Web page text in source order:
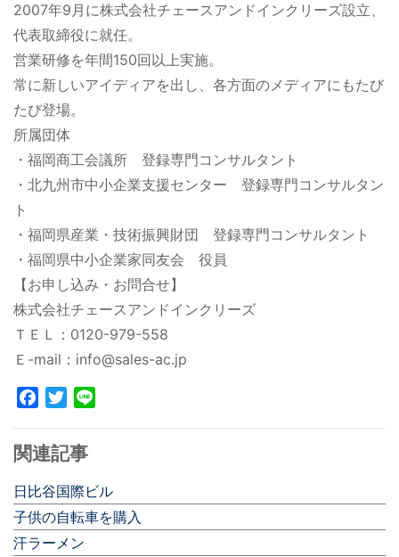
2007年9月に株式会社チェースアンドインクリーズ設立、
代表取締役に就任。
営業研修を年間150回以上実施。
常に新しいアイディアを出し、各方面のメディアにもたび
たび登場。
所属団体
・福岡商工会議所 登録専門コンサルタント
・北九州市中小企業支援センター 登録専門コンサルタン
ト
・福岡県産業・技術振興財団 登録専門コンサルタント
・福岡県中小企業家同友会 役員
【お申し込み・お問合せ】
株式会社チェースアンドインクリーズ
ＴＥＬ：0120-979-558
Ｅ-mail：info@sales-ac.jp
Facebook
Twitter
関連記事
日比谷国際ビル
子供の自転車を購入
汗ラーメン